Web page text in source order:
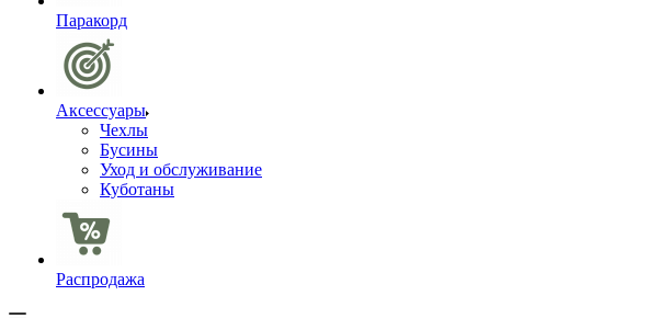
Паракорд
Аксессуары
Чехлы
Бусины
Уход и обслуживание
Куботаны
Распродажа